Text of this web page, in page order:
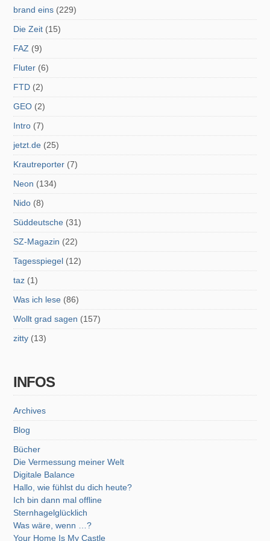
brand eins (229)
Die Zeit (15)
FAZ (9)
Fluter (6)
FTD (2)
GEO (2)
Intro (7)
jetzt.de (25)
Krautreporter (7)
Neon (134)
Nido (8)
Süddeutsche (31)
SZ-Magazin (22)
Tagesspiegel (12)
taz (1)
Was ich lese (86)
Wollt grad sagen (157)
zitty (13)
INFOS
Archives
Blog
Bücher
Die Vermessung meiner Welt
Digitale Balance
Hallo, wie fühlst du dich heute?
Ich bin dann mal offline
Sternhagelglücklich
Was wäre, wenn …?
Your Home Is My Castle